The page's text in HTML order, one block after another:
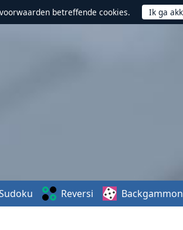
betreffende cookies.
Reversi Backgammon